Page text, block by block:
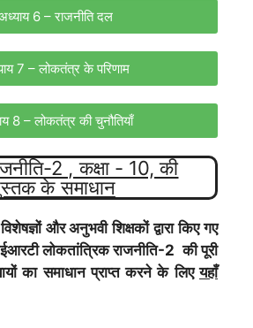
6 – राजनीति दल
7 – लोकतंत्र के परिणाम
8 – लोकतंत्र की चुनौतियाँ
2 , कक्षा - 10, की
के समाधान
और अनुभवी शिक्षकों द्वारा किए गए
लोकतांत्रिक राजनीति-2 की पूरी
का समाधान प्राप्त करने के लिएयहाँ